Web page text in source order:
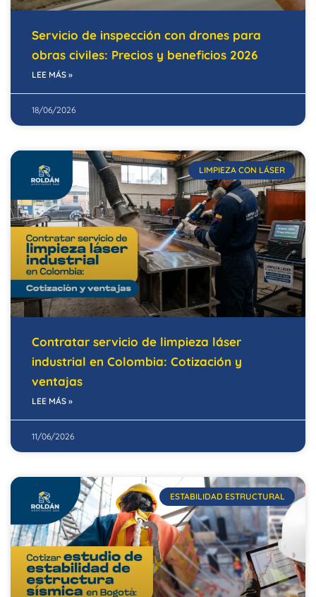
Servicio de inspección con drones para
obras civiles: Precios y beneficios 2026
LEE MÁS »
18/06/2026
LIMPIEZA CON LÁSER
Contratar servicio de limpieza láser
industrial en Colombia: Cotización y
ventajas
LEE MÁS »
11/06/2026
ESTABILIDAD ESTRUCTURAL